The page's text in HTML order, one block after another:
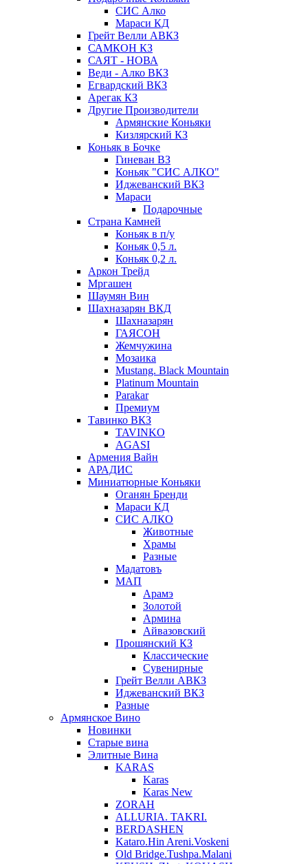
СИС Алко
Мараси КД
Грейт Велли АВКЗ
САМКОН КЗ
САЯТ - НОВА
Веди - Алко ВКЗ
Егвардский ВКЗ
Арегак КЗ
Другие Производители
Армянские Коньяки
Кизлярский КЗ
Коньяк в Бочке
Гиневан ВЗ
Коньяк "СИС АЛКО"
Иджеванский ВКЗ
Мараси
Подарочные
Страна Камней
Коньяк в п/у
Коньяк 0,5 л.
Коньяк 0,2 л.
Аркон Трейд
Мргашен
Шаумян Вин
Шахназарян ВКД
Шахназарян
ГАЯСОН
Жемчужина
Мозаика
Mustang. Black Mountain
Platinum Mountain
Parakar
Премиум
Тавинко ВКЗ
TAVINKO
AGASI
Армения Вайн
АРАДИС
Миниатюрные Коньяки
Оганян Бренди
Мараси КД
СИС АЛКО
Животные
Храмы
Разные
Мадатовъ
МАП
Арамэ
Золотой
Армина
Айвазовский
Прошянский КЗ
Классические
Сувенирные
Грейт Велли АВКЗ
Иджеванский ВКЗ
Разные
Армянское Вино
Новинки
Старые вина
Элитные Вина
KARAS
Karas
Karas New
ZORAH
ALLURIA. TAKRI.
BERDASHEN
Kataro.Hin Areni.Voskeni
Old Bridge.Tushpa.Malani